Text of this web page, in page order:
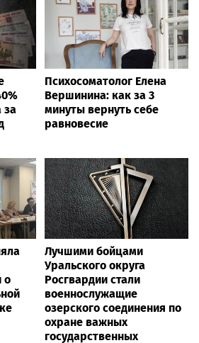
за
Психосоматолог Елена
Вершинина: как за 3
минуты вернуть себе
равновесие
о
Лучшими бойцами
Уральского округа
Росгвардии стали
военнослужащие
озерского соединения по
охране важных
государственных